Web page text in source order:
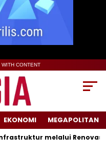
CONTENT
EKONOMI MEGAPOLITAN
melalui Renovasi